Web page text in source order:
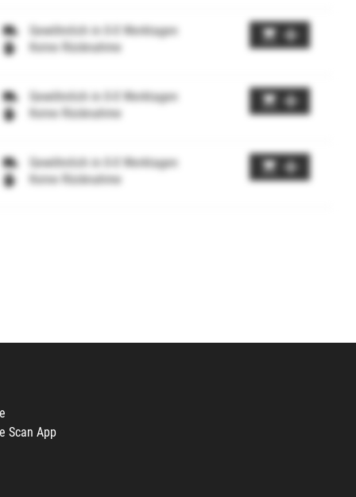
Gewöhnlich in 0-0 Werktagen
Keine Rücknahme
Gewöhnlich in 0-0 Werktagen
Keine Rücknahme
Gewöhnlich in 0-0 Werktagen
Keine Rücknahme
Scan App